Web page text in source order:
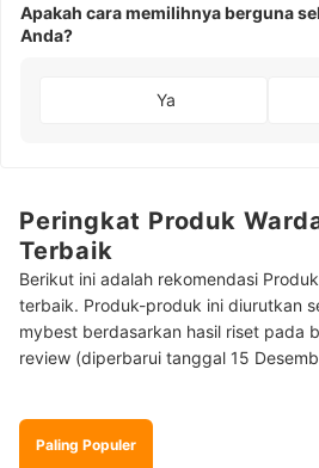
Apakah cara memilihnya berguna
Anda?
Ya
Peringkat Produk
Terbaik
Berikut ini adalah rekomendasi
terbaik. Produk-produk ini diurutkan
mybest berdasarkan hasil riset pada
review (diperbarui tanggal 15
Paling Populer